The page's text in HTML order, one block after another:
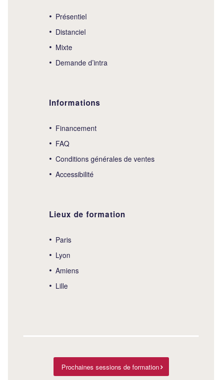
Présentiel
Distanciel
Mixte
Demande d’intra
Informations
Financement
FAQ
Conditions générales de ventes
Accessibilité
Lieux de formation
Paris
Lyon
Amiens
Lille
Prochaines sessions de formation